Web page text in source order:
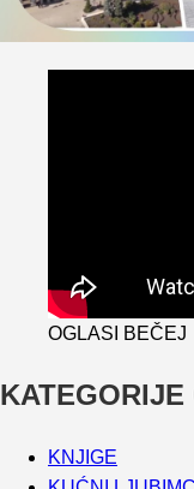
OGLASI BEČEJ
KNJIGE